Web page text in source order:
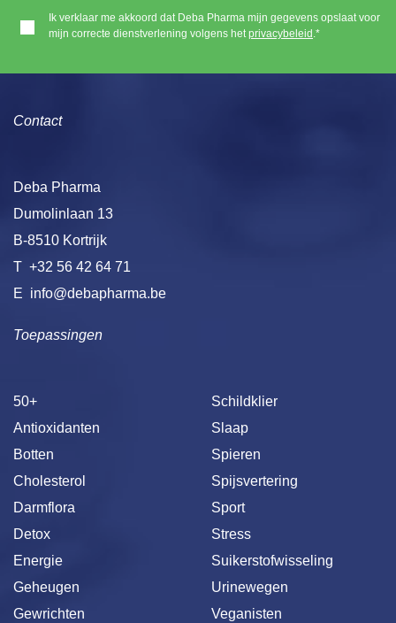
Ik verklaar me akkoord dat Deba Pharma mijn gegevens opslaat voor
mijn correcte dienstverlening volgens hetprivacybeleid .*
Toepassingen
50+
Antioxidanten
Botten
Cholesterol
Darmflora
Detox
Energie
Geheugen
Gewrichten
Schildklier
Slaap
Spieren
Spijsvertering
Sport
Stress
Suikerstofwisseling
Urinewegen
Veganisten
Contact
Deba Pharma
Dumolinlaan 13
B-8510 Kortrijk
T +32 56 42 64 71
E info@debapharma.be